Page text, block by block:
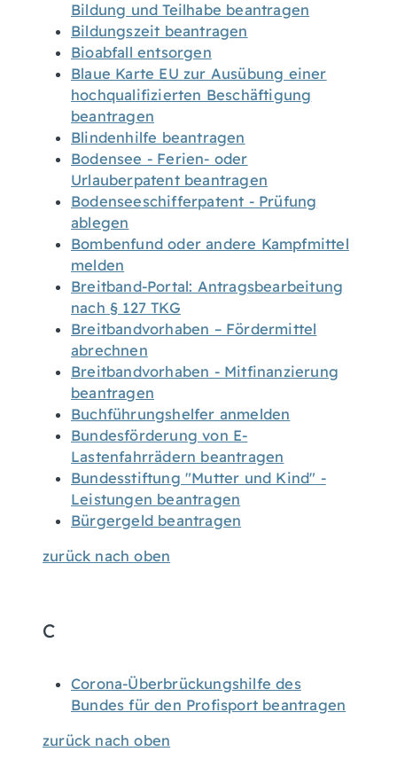
Bildung und Teilhabe beantragen
Bildungszeit beantragen
Bioabfall entsorgen
Blaue Karte EU zur Ausübung einer
hochqualifizierten Beschäftigung
beantragen
Blindenhilfe beantragen
Bodensee - Ferien- oder
Urlauberpatent beantragen
Bodenseeschifferpatent - Prüfung
ablegen
Bombenfund oder andere Kampfmittel
melden
Breitband-Portal: Antragsbearbeitung
nach § 127 TKG
Breitbandvorhaben – Fördermittel
abrechnen
Breitbandvorhaben - Mitfinanzierung
beantragen
Buchführungshelfer anmelden
Bundesförderung von E-
Lastenfahrrädern beantragen
Bundesstiftung "Mutter und Kind" -
Leistungen beantragen
Bürgergeld beantragen
zurück nach oben
C
Corona-Überbrückungshilfe des
Bundes für den Profisport beantragen
zurück nach oben